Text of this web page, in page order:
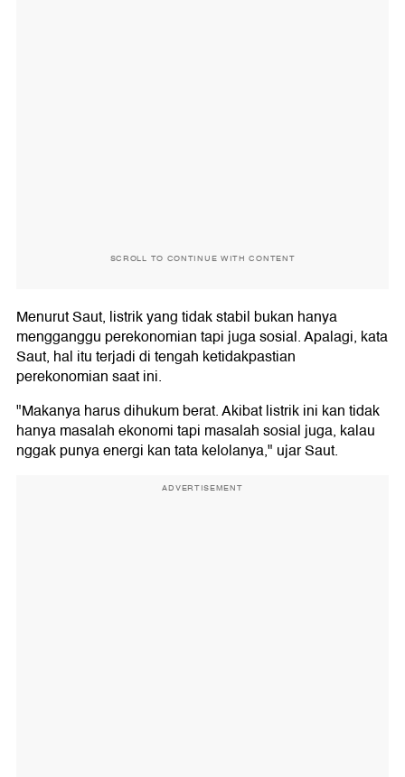
SCROLL TO CONTINUE WITH CONTENT
Menurut Saut, listrik yang tidak stabil bukan hanya
mengganggu perekonomian tapi juga sosial. Apalagi, kata
Saut, hal itu terjadi di tengah ketidakpastian
perekonomian saat ini.
"Makanya harus dihukum berat. Akibat listrik ini kan tidak
hanya masalah ekonomi tapi masalah sosial juga, kalau
nggak punya energi kan tata kelolanya," ujar Saut.
ADVERTISEMENT